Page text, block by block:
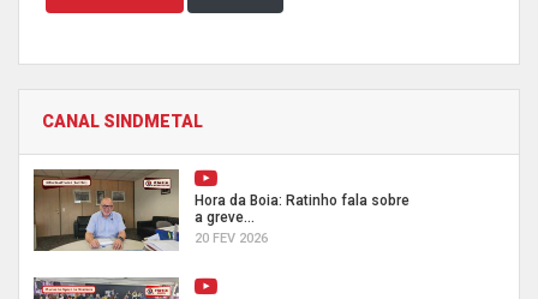
CANAL SINDMETAL
Hora da Boia: Ratinho fala sobre
a greve...
20 FEV 2026